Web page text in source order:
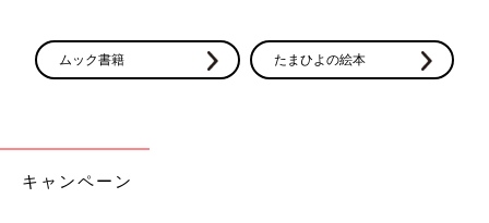
ムック書籍 たまひよの絵本
キャンペーン